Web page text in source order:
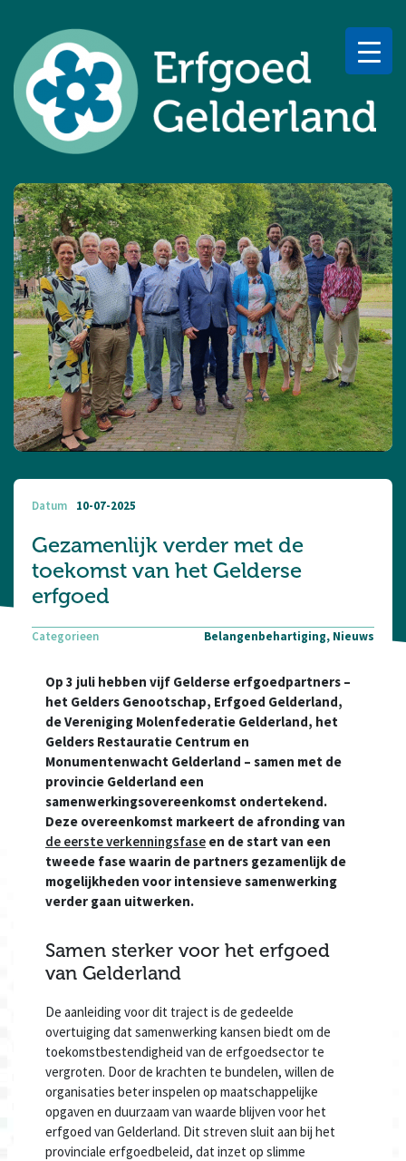
Datum 10-07-2025
Gezamenlijk verder met de
toekomst van het Gelderse
erfgoed
Categorieen Belangenbehartiging, Nieuws
Op 3 juli hebben vijf Gelderse erfgoedpartners –
het Gelders Genootschap, Erfgoed Gelderland,
de Vereniging Molenfederatie Gelderland, het
Gelders Restauratie Centrum en
Monumentenwacht Gelderland – samen met de
provincie Gelderland een
samenwerkingsovereenkomst ondertekend.
Deze overeenkomst markeert de afronding van
de eerste verkenningsfase en de start van een
tweede fase waarin de partners gezamenlijk de
mogelijkheden voor intensieve samenwerking
verder gaan uitwerken.
Samen sterker voor het erfgoed
van Gelderland
De aanleiding voor dit traject is de gedeelde
overtuiging dat samenwerking kansen biedt om de
toekomstbestendigheid van de erfgoedsector te
vergroten. Door de krachten te bundelen, willen de
organisaties beter inspelen op maatschappelijke
opgaven en duurzaam van waarde blijven voor het
erfgoed van Gelderland. Dit streven sluit aan bij het
provinciale erfgoedbeleid, dat inzet op slimme